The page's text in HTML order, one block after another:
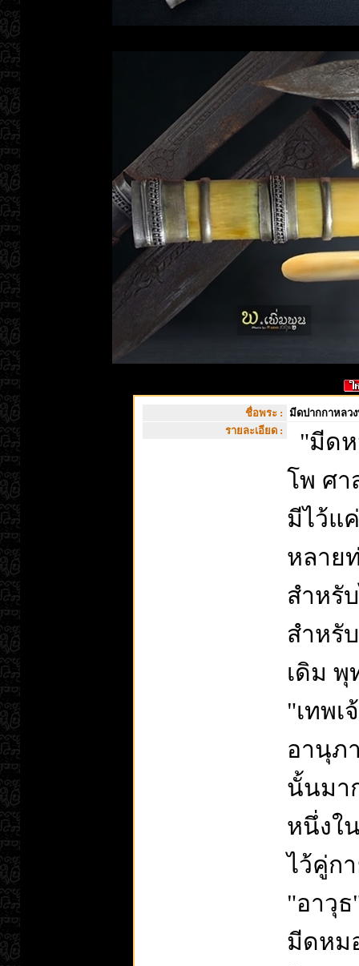
ชื่อพระ : มีดปากกาหลว
รายละเอียด :
"มีด
โพ ศา
มีไว้แ
หลาย
สำหรั
สำหรั
เดิม พุ
"เทพ
อานุภ
นั้นมา
หนึ่งใ
ไว้คู่ก
"อาวุธ
มีดหม